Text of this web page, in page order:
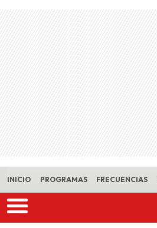
Skip to main content
INICIO PROGRAMAS FRECUENCIAS